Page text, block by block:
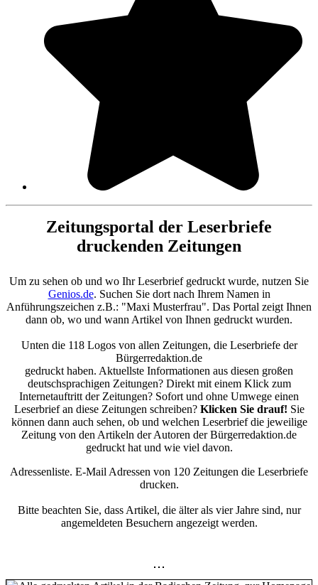
Zeitungsportal der Leserbriefe
druckenden Zeitungen
Um zu sehen ob und wo Ihr Leserbrief gedruckt wurde, nutzen Sie
Genios.de. Suchen Sie dort nach Ihrem Namen in
Anführungszeichen z.B.: "Maxi Musterfrau". Das Portal zeigt Ihnen
dann ob, wo und wann Artikel von Ihnen gedruckt wurden.
Unten die 118 Logos von allen Zeitungen, die Leserbriefe der
Bürgerredaktion.de
gedruckt haben. Aktuellste Informationen aus diesen großen
deutschsprachigen Zeitungen? Direkt mit einem Klick zum
Internetauftritt der Zeitungen? Sofort und ohne Umwege einen
Leserbrief an diese Zeitungen schreiben? Klicken Sie drauf! Sie
können dann auch sehen, ob und welchen Leserbrief die jeweilige
Zeitung von den Artikeln der Autoren der Bürgerredaktion.de
gedruckt hat und wie viel davon.
Adressenliste. E-Mail Adressen von 120 Zeitungen die Leserbriefe
drucken.
Bitte beachten Sie, dass Artikel, die älter als vier Jahre sind, nur
angemeldeten Besuchern angezeigt werden.